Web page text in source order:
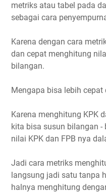
metriks atau tabel pada
sebagai cara
Karena dengan cara
dan cepat menghitung
bilangan.
Mengapa bisa lebih cepat
Karena menghitung KPK
kita bisa susun bilangan
nilai KPK dan FPB nya
Jadi cara metriks
langsung jadi satu tanpa
halnya menghitung